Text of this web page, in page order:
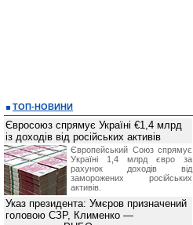
ТОП-НОВИНИ
Євросоюз спрямує Україні €1,4 млрд
із доходів від російських активів
Європейський Союз спрямує
Україні 1,4 млрд євро за
рахунок доходів від
заморожених російських
активів.
Указ президента: Умєров призначений
головою СЗР, Клименко —